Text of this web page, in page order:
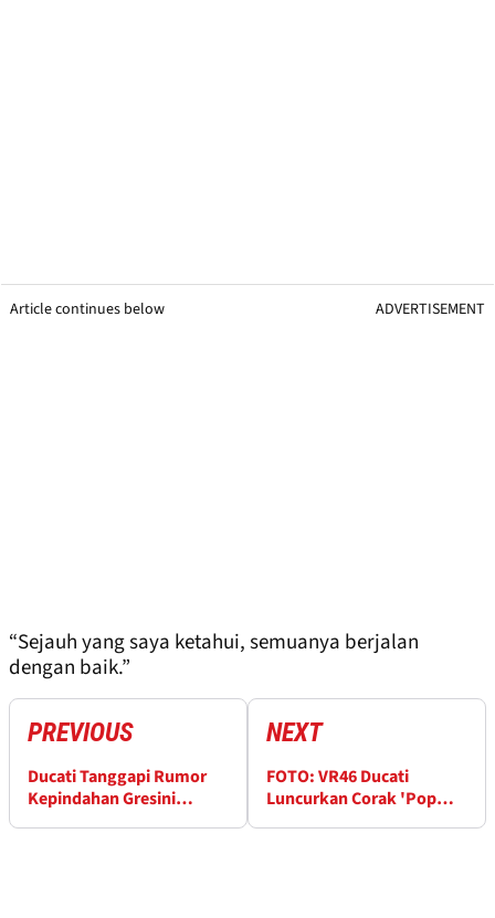
Article continues below ADVERTISEMENT
“Sejauh yang saya ketahui, semuanya berjalan
dengan baik.”
PREVIOUS
Ducati Tanggapi Rumor
Kepindahan Gresini
NEXT
FOTO: VR46 Ducati
Luncurkan Corak 'Pop